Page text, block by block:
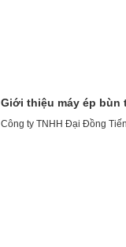
Giới thiệu máy ép bùn
Công ty TNHH Đại Đồng